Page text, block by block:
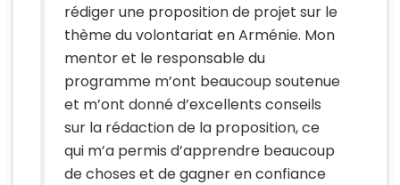
rédiger une proposition de projet sur le
thème du volontariat en Arménie. Mon
mentor et le responsable du
programme m’ont beaucoup soutenue
et m’ont donné d’excellents conseils
sur la rédaction de la proposition, ce
qui m’a permis d’apprendre beaucoup
de choses et de gagner en confiance